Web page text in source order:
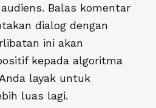
Balas komentar
dialog dengan
ini akan
kepada algoritma
layak untuk
luas lagi.